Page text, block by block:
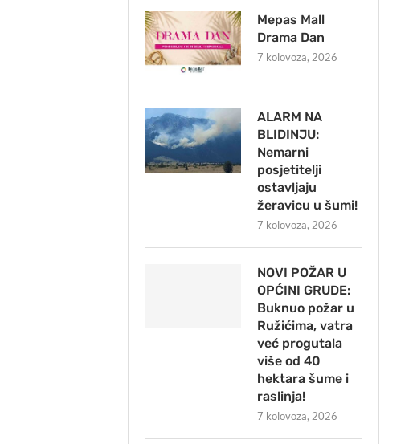
Mepas Mall
Drama Dan
7 kolovoza, 2026
ALARM NA
BLIDINJU:
Nemarni
posjetitelji
ostavljaju
žeravicu u šumi!
7 kolovoza, 2026
NOVI POŽAR U
OPĆINI GRUDE:
Buknuo požar u
Ružićima, vatra
već progutala
više od 40
hektara šume i
raslinja!
7 kolovoza, 2026